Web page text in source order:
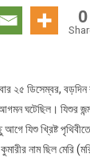
0
ডিসেম্বর, বড়দিন
ঘটেছিল। যিশুর
যিশু খ্রিষ্ট
নাম ছিল মেরি